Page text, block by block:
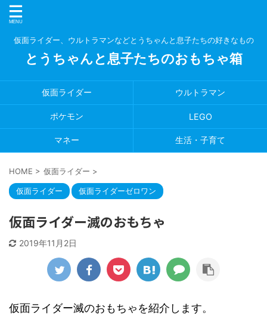
仮面ライダー、ウルトラマンなどとうちゃんと息子たちの好きなもの
とうちゃんと息子たちのおもちゃ箱
仮面ライダー ウルトラマン
ポケモン LEGO
マネー 生活・子育て
HOME > 仮面ライダー >
仮面ライダー 仮面ライダーゼロワン
仮面ライダー滅のおもちゃ
2019年11月2日
仮面ライダー滅のおもちゃを紹介します。